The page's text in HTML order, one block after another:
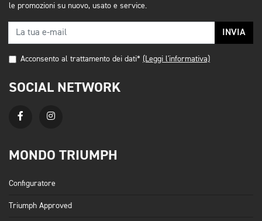
le promozioni su nuovo, usato e service.
INVIA
Acconsento al trattamento dei dati* (Leggi l'informativa)
SOCIAL NETWORK
MONDO TRIUMPH
Configuratore
Triumph Approved